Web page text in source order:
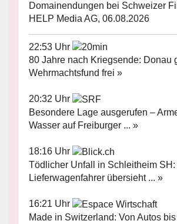
Domainendungen bei Schweizer
HELP Media AG, 06.08.2026
22:53 Uhr
80 Jahre nach Kriegsende: Donau
Wehrmachtsfund frei »
20:32 Uhr
Besondere Lage ausgerufen –
Wasser auf Freiburger ... »
18:16 Uhr
Tödlicher Unfall in Schleitheim SH:
Lieferwagenfahrer übersieht ... »
16:21 Uhr
Made in Switzerland: Von Autos